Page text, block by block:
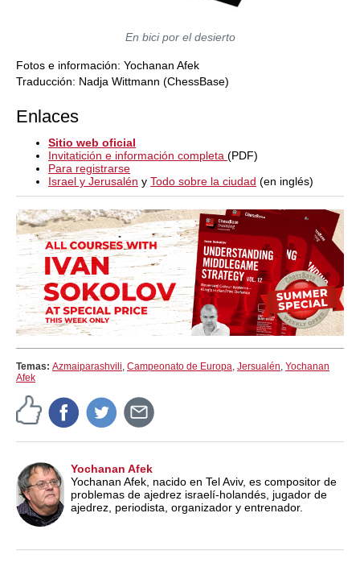
En bici por el desierto
Fotos e información: Yochanan Afek
Traducción: Nadja Wittmann (ChessBase)
Enlaces
Sitio web oficial
Invitatición e información completa (PDF)
Para registrarse
Israel y Jerusalén y Todo sobre la ciudad (en inglés)
Temas: Azmaiparashvili, Campeonato de Europa, Jersualén, Yochanan
Afek
Yochanan Afek
Yochanan Afek, nacido en Tel Aviv, es compositor de
problemas de ajedrez israelí-holandés, jugador de
ajedrez, periodista, organizador y entrenador.